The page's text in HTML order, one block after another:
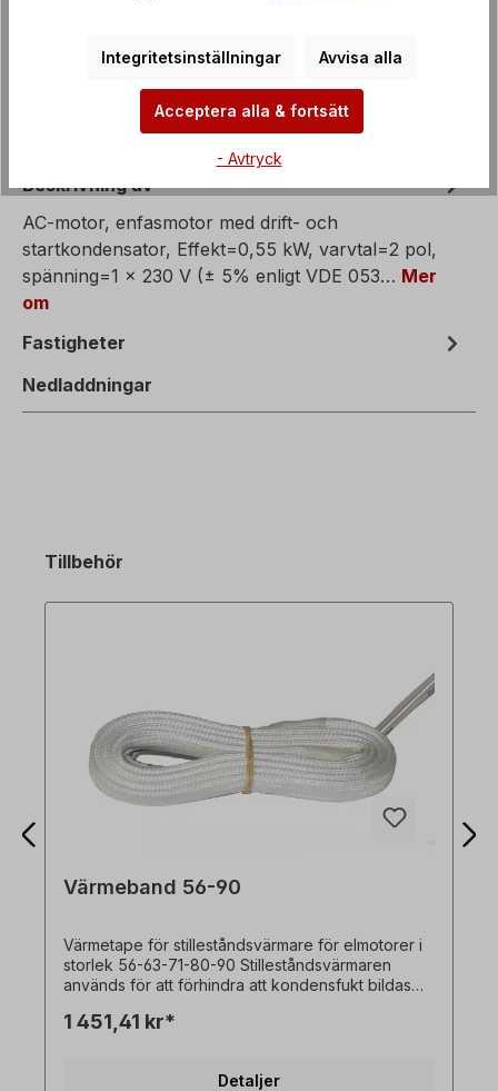
Beskrivning av
AC-motor, enfasmotor med drift- och
startkondensator, Effekt=0,55 kW, varvtal=2 pol,
spänning=1 x 230 V (± 5% enligt VDE 053… Mer
om
Fastigheter
Nedladdningar
Tillbehör
Värmeband 56-90
Värmetape för stilleståndsvärmare för elmotorer i
storlek 56-63-71-80-90 Stilleståndsvärmaren
används för att förhindra att kondensfukt bildas
1 451,41 kr*
Detaljer
Integritetsinställningar Avvisa alla
Acceptera alla & fortsätt
- Avtryck